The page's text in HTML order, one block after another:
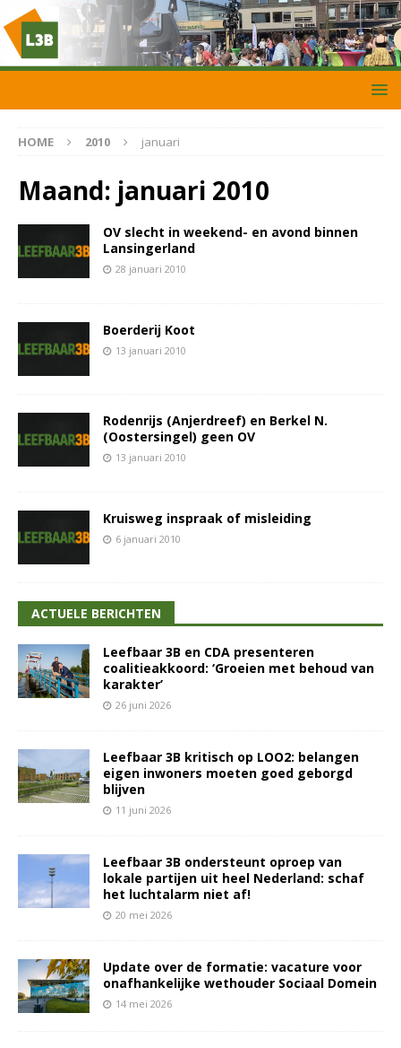
HOME 2010 januari
Maand: januari 2010
OV slecht in weekend- en avond binnen
Lansingerland
28 januari 2010
Boerderij Koot
13 januari 2010
Rodenrijs (Anjerdreef) en Berkel N.
(Oostersingel) geen OV
13 januari 2010
Kruisweg inspraak of misleiding
6 januari 2010
ACTUELE BERICHTEN
Leefbaar 3B en CDA presenteren
coalitieakkoord: ‘Groeien met behoud van
karakter’
26 juni 2026
Leefbaar 3B kritisch op LOO2: belangen
eigen inwoners moeten goed geborgd
blijven
11 juni 2026
Leefbaar 3B ondersteunt oproep van
lokale partijen uit heel Nederland: schaf
het luchtalarm niet af!
20 mei 2026
Update over de formatie: vacature voor
onafhankelijke wethouder Sociaal Domein
14 mei 2026